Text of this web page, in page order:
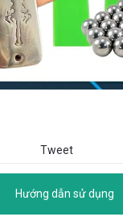
Tweet
Hướng dẫn sử dụng